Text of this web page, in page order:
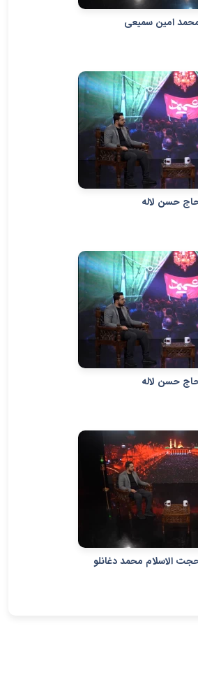
امین سمیعی
حسن لاله
حسن لاله
الاسلام محمد دغانلو